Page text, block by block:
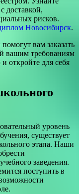
доставкой,
рисков.
Новосибирск.
вам заказать
вашим требованиям
откройте для себя
уровень
существует
этапа. Наши
заведения.
поступить в